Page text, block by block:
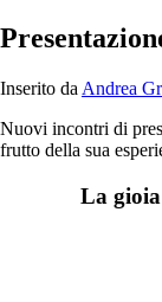
Inserito da Andrea
Nuovi incontri di
frutto della sua
La gioia